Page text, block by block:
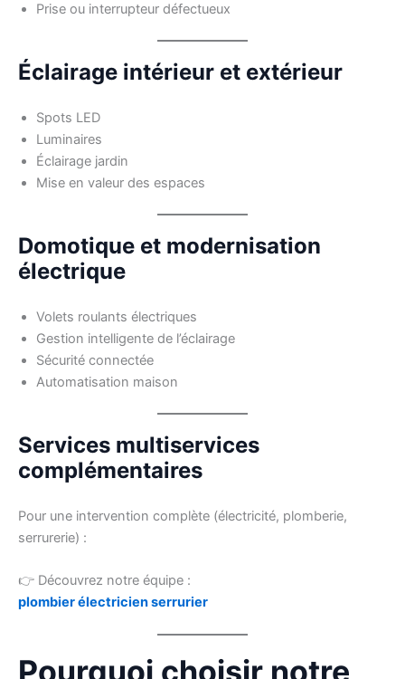
Prise ou interrupteur défectueux
Éclairage intérieur et extérieur
Spots LED
Luminaires
Éclairage jardin
Mise en valeur des espaces
Domotique et modernisation
électrique
Volets roulants électriques
Gestion intelligente de l’éclairage
Sécurité connectée
Automatisation maison
Services multiservices
complémentaires
Pour une intervention complète (électricité, plomberie,
serrurerie) :
👉 Découvrez notre équipe :
plombier électricien serrurier